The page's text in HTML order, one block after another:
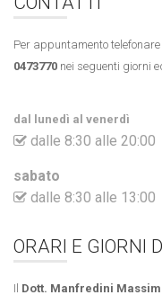
Per appuntamento
0473770 nei seguenti giorni
dal lunedì al venerdì
dalle 8:30 alle 20:00
sabato
dalle 8:30 alle 13:00
ORARI E GIORNI
Il Dott. Manfredini